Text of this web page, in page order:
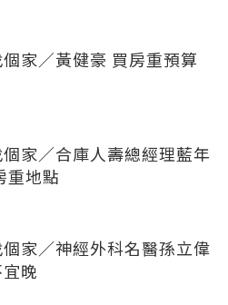
家／黃健豪 買房重預算
家／合庫人壽總經理藍年
重地點
家／神經外科名醫孫立偉
晚